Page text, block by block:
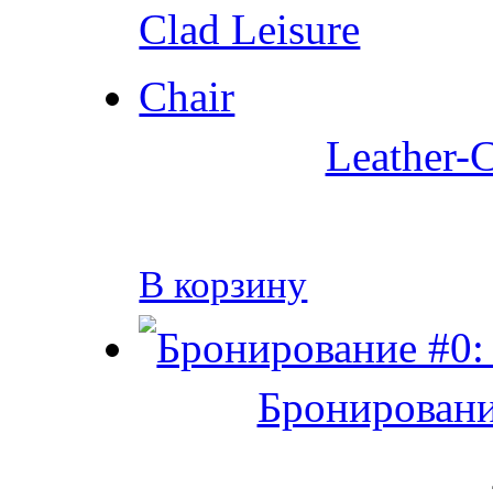
Leather-
В корзину